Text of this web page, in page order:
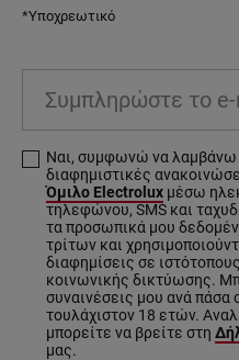
*Υποχρεωτικό
e-
mail
σας
Ναι, συμφωνώ να λαμβάνω
διαφημιστικές
Όμιλο Electrolux μέσω
τηλεφώνου, SMS και
τα προσωπικά μου
τρίτων και
διαφημίσεις σε
κοινωνικής δικτύωσης.
συναινέσεις μου ανά πάσα
τουλάχιστον 18 ετών.
μπορείτε να βρείτε στη
μας.